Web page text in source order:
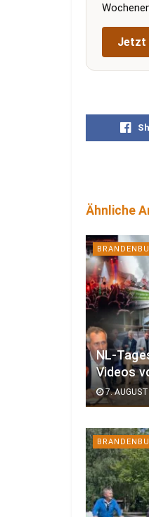
Jetzt
Ähnliche
NL-
Videos
7.